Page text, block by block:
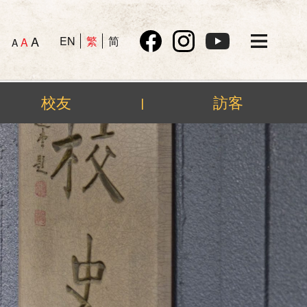
A AA EN 繁 简
校友 | 訪客